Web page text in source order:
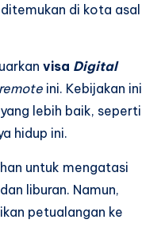
di kota asal
visa Digital
remote ini. Kebijakan ini
lebih baik, seperti
hidup ini.
untuk mengatasi
liburan. Namun,
petualangan ke